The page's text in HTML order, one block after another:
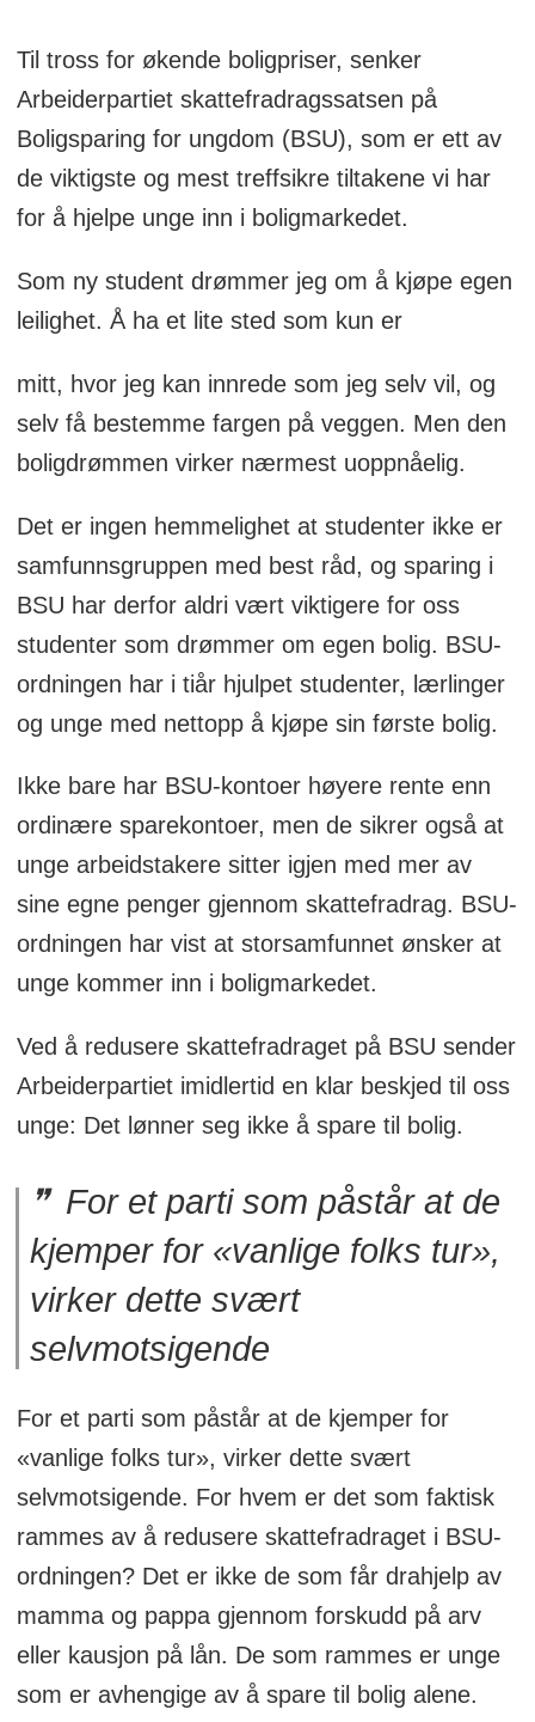
Til tross for økende boligpriser, senker
Arbeiderpartiet skattefradragssatsen på
Boligsparing for ungdom (BSU), som er ett av
de viktigste og mest treffsikre tiltakene vi har
for å hjelpe unge inn i boligmarkedet.
Som ny student drømmer jeg om å kjøpe egen
leilighet. Å ha et lite sted som kun er
mitt, hvor jeg kan innrede som jeg selv vil, og
selv få bestemme fargen på veggen. Men den
boligdrømmen virker nærmest uoppnåelig.
Det er ingen hemmelighet at studenter ikke er
samfunnsgruppen med best råd, og sparing i
BSU har derfor aldri vært viktigere for oss
studenter som drømmer om egen bolig. BSU-
ordningen har i tiår hjulpet studenter, lærlinger
og unge med nettopp å kjøpe sin første bolig.
Ikke bare har BSU-kontoer høyere rente enn
ordinære sparekontoer, men de sikrer også at
unge arbeidstakere sitter igjen med mer av
sine egne penger gjennom skattefradrag. BSU-
ordningen har vist at storsamfunnet ønsker at
unge kommer inn i boligmarkedet.
Ved å redusere skattefradraget på BSU sender
Arbeiderpartiet imidlertid en klar beskjed til oss
unge: Det lønner seg ikke å spare til bolig.
For et parti som påstår at de
kjemper for «vanlige folks tur»,
virker dette svært
selvmotsigende
For et parti som påstår at de kjemper for
«vanlige folks tur», virker dette svært
selvmotsigende. For hvem er det som faktisk
rammes av å redusere skattefradraget i BSU-
ordningen? Det er ikke de som får drahjelp av
mamma og pappa gjennom forskudd på arv
eller kausjon på lån. De som rammes er unge
som er avhengige av å spare til bolig alene.